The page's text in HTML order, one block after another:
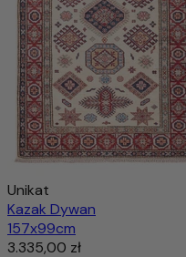
Unikat
Kazak Dywan
157x99cm
3.335,00 zł